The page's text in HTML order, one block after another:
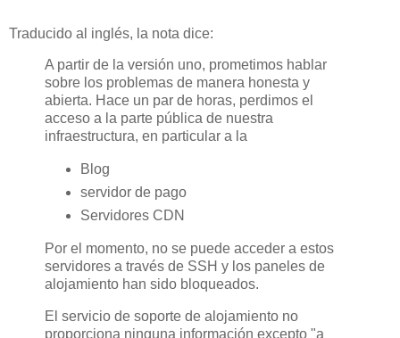
Traducido al inglés, la nota dice:
A partir de la versión uno, prometimos hablar
sobre los problemas de manera honesta y
abierta. Hace un par de horas, perdimos el
acceso a la parte pública de nuestra
infraestructura, en particular a la
Blog
servidor de pago
Servidores CDN
Por el momento, no se puede acceder a estos
servidores a través de SSH y los paneles de
alojamiento han sido bloqueados.
El servicio de soporte de alojamiento no
proporciona ninguna información excepto "a